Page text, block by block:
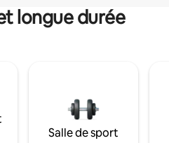
longue durée
Salle de sport